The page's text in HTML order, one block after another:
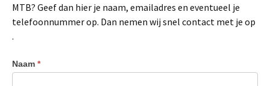
MTB? Geef dan hier je naam, emailadres en eventueel je
telefoonnummer op. Dan nemen wij snel contact met je op
.
Fiets-
Naam *